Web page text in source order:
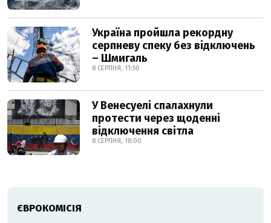
Україна пройшла рекордну
серпневу спеку без відключень
– Шмигаль
8 СЕРПНЯ, 11:50
У Венесуелі спалахнули
протести через щоденні
відключення світла
8 СЕРПНЯ, 18:00
ЄВРОКОМІСІЯ